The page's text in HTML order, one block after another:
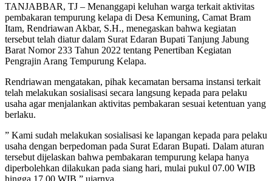
TANJABBAR, TJ – Menanggapi keluhan warga terkait aktivitas
pembakaran tempurung kelapa di Desa Kemuning, Camat Bram
Itam, Rendriawan Akbar, S.H., menegaskan bahwa kegiatan
tersebut telah diatur dalam Surat Edaran Bupati Tanjung Jabung
Barat Nomor 233 Tahun 2022 tentang Penertiban Kegiatan
Pengrajin Arang Tempurung Kelapa.
Rendriawan mengatakan, pihak kecamatan bersama instansi terkait
telah melakukan sosialisasi secara langsung kepada para pelaku
usaha agar menjalankan aktivitas pembakaran sesuai ketentuan yang
berlaku.
” Kami sudah melakukan sosialisasi ke lapangan kepada para pelaku
usaha dengan berpedoman pada Surat Edaran Bupati. Dalam aturan
tersebut dijelaskan bahwa pembakaran tempurung kelapa hanya
diperbolehkan dilakukan pada siang hari, mulai pukul 07.00 WIB
hingga 17.00 WIB,” ujarnya.